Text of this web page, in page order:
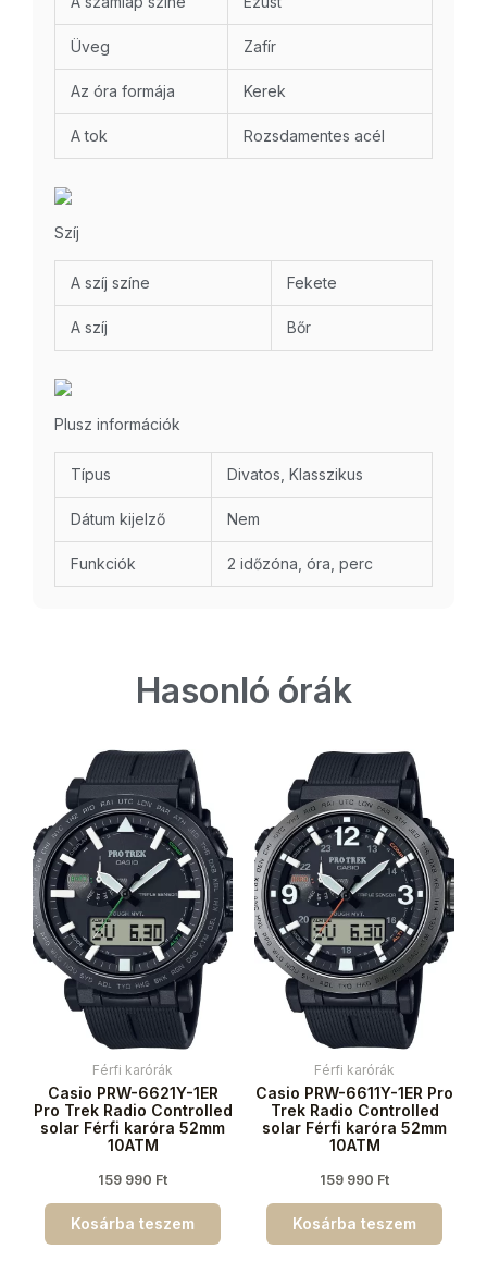
Üveg Zafír
Az óra formája Kerek
A tok Rozsdamentes acél
Szíj
A szíj színe Fekete
A szíj Bőr
Plusz információk
Típus Divatos, Klasszikus
Dátum kijelző Nem
Funkciók 2 időzóna, óra, perc
Hasonló órák
Férfi karórák
Casio PRW-6621Y-1ER
Pro Trek Radio Controlled
solar Férfi karóra 52mm
10ATM
159 990 Ft
Kosárba teszem
Férfi karórák
Casio PRW-6611Y-1ER Pro
Trek Radio Controlled
solar Férfi karóra 52mm
10ATM
159 990 Ft
Kosárba teszem